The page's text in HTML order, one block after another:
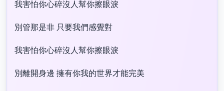
我害怕你心碎沒人幫你擦眼淚
別管那是非 只要我們感覺對
我害怕你心碎沒人幫你擦眼淚
別離開身邊 擁有你我的世界才能完美